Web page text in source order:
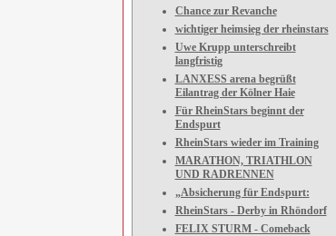
Chance zur Revanche
wichtiger heimsieg der rheinstars
Uwe Krupp unterschreibt
langfristig
LANXESS arena begrüßt
Eilantrag der Kölner Haie
Für RheinStars beginnt der
Endspurt
RheinStars wieder im Training
MARATHON, TRIATHLON
UND RADRENNEN
„Absicherung für Endspurt:
RheinStars - Derby in Rhöndorf
FELIX STURM - Comeback